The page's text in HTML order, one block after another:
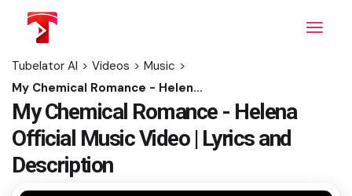
content
Tubelator AI > Videos > Music >
My Chemical Romance - Helena Official Music Video | Lyrics and Description
My Chemical Romance - Helena
Official Music Video | Lyrics and
Description